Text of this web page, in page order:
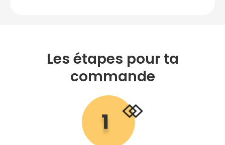
Les étapes pour ta
commande